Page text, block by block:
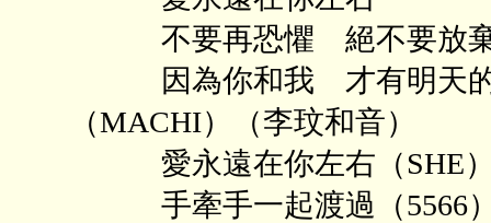
不要再恐懼 絕不要放棄
因為你和我 才有明天
（MACHI）（李玟和音）
愛永遠在你左右（SHE）
手牽手一起渡過（5566